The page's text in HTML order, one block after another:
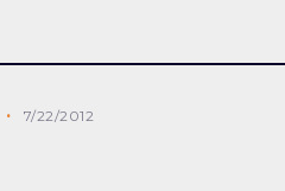
7/22/2012